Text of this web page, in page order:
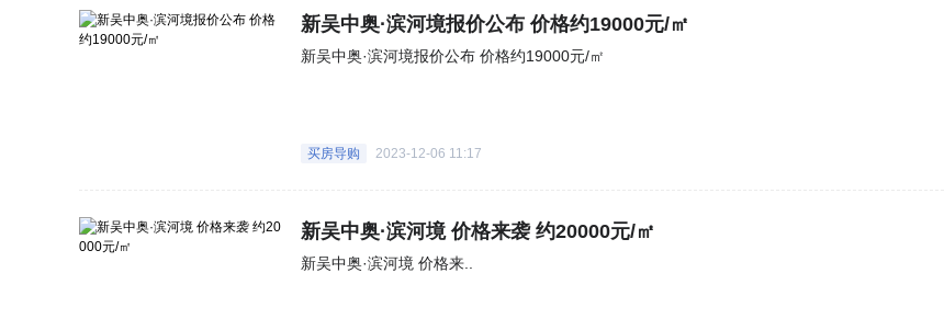
新吴中奥·滨河境报价公布 价格约19000元/㎡
新吴中奥·滨河境报价公布 价格约19000元/㎡
买房导购 2023-12-06 11:17
新吴中奥·滨河境 价格来袭 约20000元/㎡
新吴中奥·滨河境 价格来..